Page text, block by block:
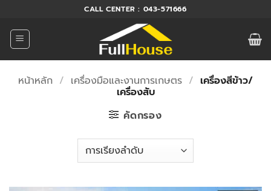
ยัง
เนื้อหา
CALL CENTER : 043-571666
หน้าหลัก / เครื่องมือและงานการเกษตร / เครื่องสีข้าว/
เครื่องสับ
คัดกรอง